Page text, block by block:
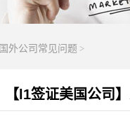
国外公司常见问题 >
【l1签证美国公司